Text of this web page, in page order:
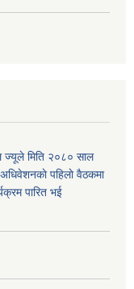
ज्यूले मिति २०८० साल
पहिलाे वैठकमा
पारित भई